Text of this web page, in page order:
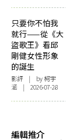
只要你不怕我
就行——從《大
盜歌王》看邱
剛健女性形象
的誕生
影評 | by 柯宇
涵 | 2026-07-28
編輯推介